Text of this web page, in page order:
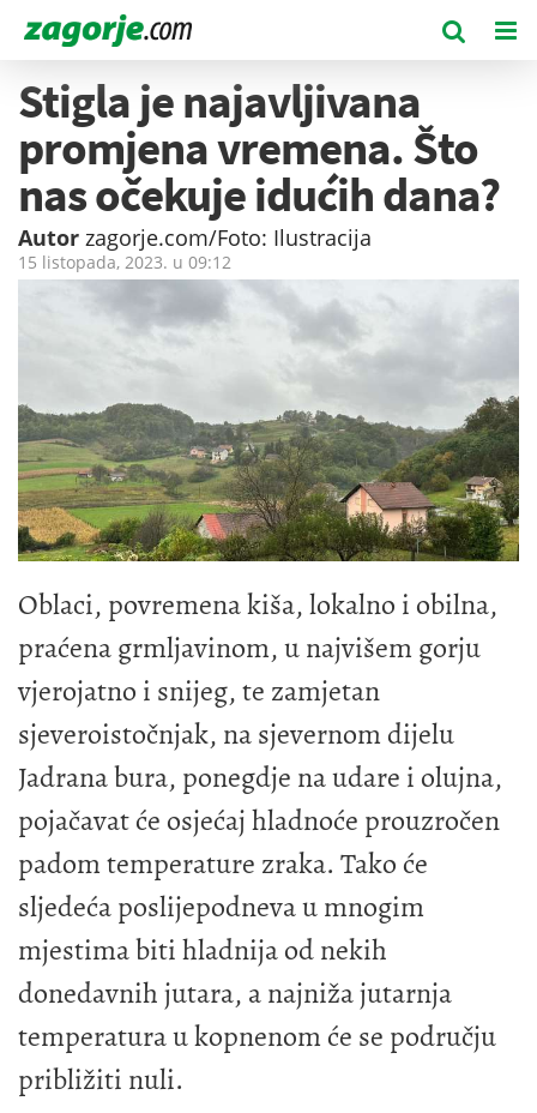
Stigla je najavljivana
promjena vremena. Što
nas očekuje idućih dana?
Autor zagorje.com/Foto: Ilustracija
15 listopada, 2023. u 09:12
Oblaci, povremena kiša, lokalno i obilna,
praćena grmljavinom, u najvišem gorju
vjerojatno i snijeg, te zamjetan
sjeveroistočnjak, na sjevernom dijelu
Jadrana bura, ponegdje na udare i olujna,
pojačavat će osjećaj hladnoće prouzročen
padom temperature zraka. Tako će
sljedeća poslijepodneva u mnogim
mjestima biti hladnija od nekih
donedavnih jutara, a najniža jutarnja
temperatura u kopnenom će se području
približiti nuli.